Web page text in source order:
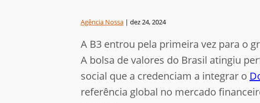
Agência Nossa | dez 24, 2024
A B3 entrou pela primeira vez para o
A bolsa de valores do Brasil atingiu
social que a credenciam a integrar o
referência global no mercado